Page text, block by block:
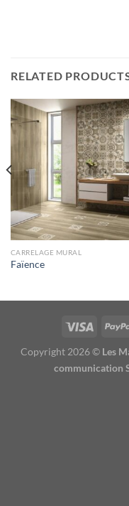
RELATED
CARRELAGE MURAL
Faïence
Copyright 2026 © Les
communication